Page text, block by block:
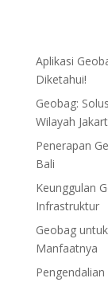
Aplikasi
Diketahui!
Geobag:
Wilayah
Penerapan
Bali
Keunggulan
Infrastruktur
Geobag
Manfaatnya